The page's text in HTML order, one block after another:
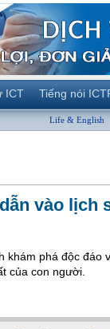
ICT Tiếng nói
Life & English
vào lịch
khám phá độc đáo
của con người.